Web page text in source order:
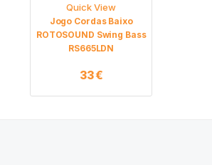
Quick View
Jogo Cordas Baixo
ROTOSOUND Swing Bass
RS665LDN
33€